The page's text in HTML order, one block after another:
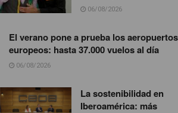
06/08/2026
El verano pone a prueba los aeropuertos
europeos: hasta 37.000 vuelos al día
06/08/2026
La sostenibilidad en
Iberoamérica: más